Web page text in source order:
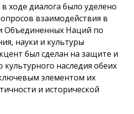
ходе диалога было уделено
взаимодействия в
Объединенных Наций по
науки и культуры
был сделан на защите и
культурного наследия обеих
элементом их
и исторической